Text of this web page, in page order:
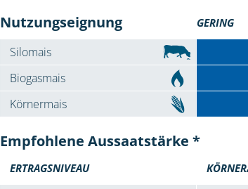
Nutzungseignung GERING
Silomais
Biogasmais
Körnermais
Empfohlene Aussaatstärke *
ERTRAGSNIVEAU